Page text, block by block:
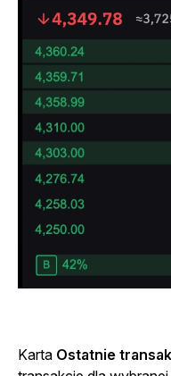
Karta Ostatnie